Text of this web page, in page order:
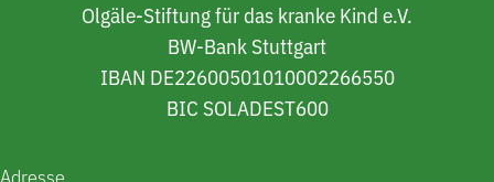
Olgäle-Stiftung für das kranke Kind e.V.
BW-Bank Stuttgart
IBAN DE22600501010002266550
BIC SOLADEST600